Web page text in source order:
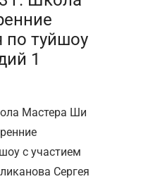
по туйшоу
1
Мастера Ши
с участием
Сергея